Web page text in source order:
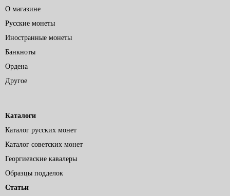
О магазине
Русские монеты
Иностранные монеты
Банкноты
Ордена
Другое
Каталоги
Каталог русских монет
Каталог советских монет
Георгиевские кавалеры
Образцы подделок
Статьи